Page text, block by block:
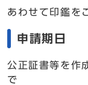
あわせて印鑑を
申請期日
公正証書等を作
で